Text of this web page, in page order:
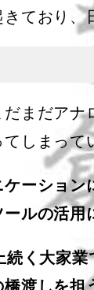
ており、
まだアナ
しまって
ーショ
ルの活用
続く大家
渡しを担